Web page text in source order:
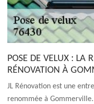
POSE DE VELUX : LA
RÉNOVATION À
JL Rénovation est une
renommée à